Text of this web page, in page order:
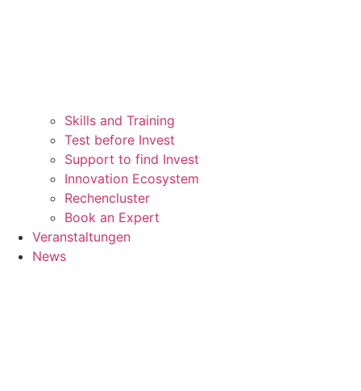
Skills and Training
Test before Invest
Support to find Invest
Innovation Ecosystem
Rechencluster​
Book an Expert
Veranstaltungen
News